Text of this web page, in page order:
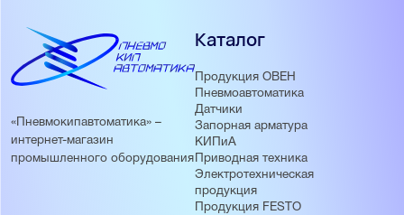
«Пневмокипавтоматика» –
интернет-магазин
промышленного оборудования
Каталог
Продукция ОВЕН
Пневмоавтоматика
Датчики
Запорная арматура
КИПиА
Приводная техника
Электротехническая
продукция
Продукция FESTO